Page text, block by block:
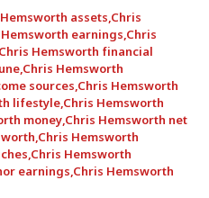
assets,Chris
earnings,Chris
Chris Hemsworth financial
,Chris Hemsworth
sources,Chris Hemsworth
lifestyle,Chris Hemsworth
money,Chris Hemsworth net
,Chris Hemsworth
,Chris Hemsworth
earnings,Chris Hemsworth